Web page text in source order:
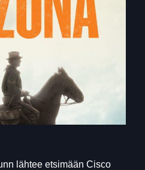
lähtee etsimään Cisco